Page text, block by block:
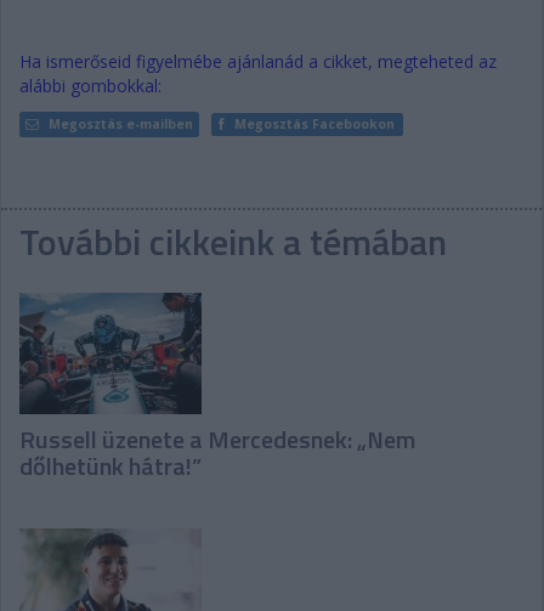
Ha ismerőseid figyelmébe ajánlanád a cikket, megteheted az
alábbi gombokkal:
Megosztás e-mailben Megosztás Facebookon
További cikkeink a témában
Russell üzenete a Mercedesnek: „Nem
dőlhetünk hátra!”